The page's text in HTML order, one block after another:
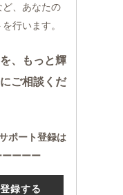
、あなたの
行います。
、もっと輝
ご相談くだ
ポート登録は
ーーー
録する